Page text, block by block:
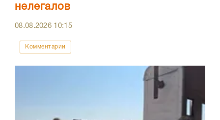
нелегалов
08.08.2026 10:15
Комментарии